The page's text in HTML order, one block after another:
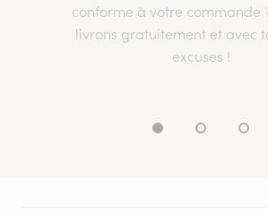
conforme à votre commande
livrons gratuitement et avec
excuses !